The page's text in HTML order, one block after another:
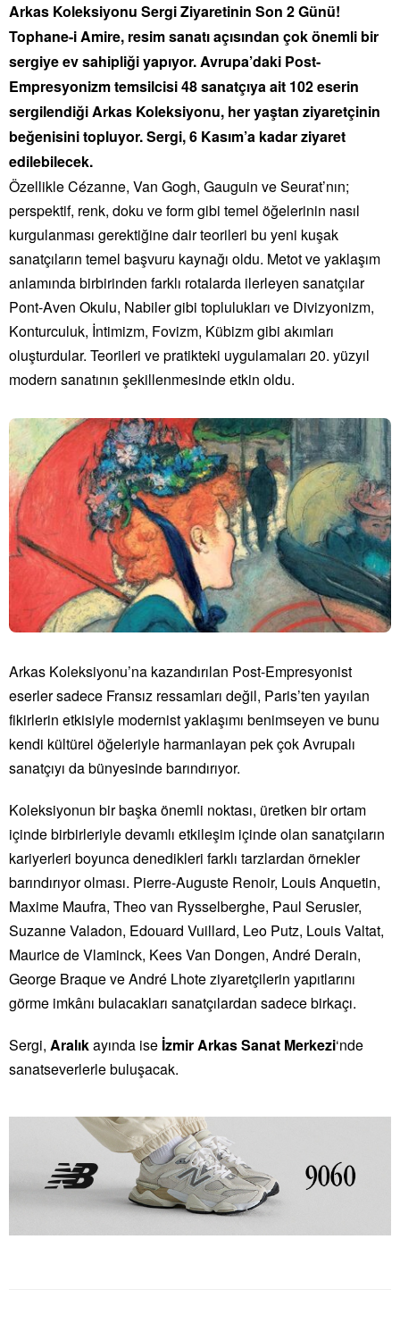
Arkas Koleksiyonu Sergi Ziyaretinin Son 2 Günü!
Tophane-i Amire, resim sanatı açısından çok önemli bir
sergiye ev sahipliği yapıyor. Avrupa’daki Post-
Empresyonizm temsilcisi 48 sanatçıya ait 102 eserin
sergilendiği Arkas Koleksiyonu, her yaştan ziyaretçinin
beğenisini topluyor. Sergi, 6 Kasım’a kadar ziyaret
edilebilecek.
Özellikle Cézanne, Van Gogh, Gauguin ve Seurat’nın;
perspektif, renk, doku ve form gibi temel öğelerinin nasıl
kurgulanması gerektiğine dair teorileri bu yeni kuşak
sanatçıların temel başvuru kaynağı oldu. Metot ve yaklaşım
anlamında birbirinden farklı rotalarda ilerleyen sanatçılar
Pont-Aven Okulu, Nabiler gibi toplulukları ve Divizyonizm,
Konturculuk, İntimizm, Fovizm, Kübizm gibi akımları
oluşturdular. Teorileri ve pratikteki uygulamaları 20. yüzyıl
modern sanatının şekillenmesinde etkin oldu.
Arkas Koleksiyonu’na kazandırılan Post-Empresyonist
eserler sadece Fransız ressamları değil, Paris’ten yayılan
fikirlerin etkisiyle modernist yaklaşımı benimseyen ve bunu
kendi kültürel öğeleriyle harmanlayan pek çok Avrupalı
sanatçıyı da bünyesinde barındırıyor.
Koleksiyonun bir başka önemli noktası, üretken bir ortam
içinde birbirleriyle devamlı etkileşim içinde olan sanatçıların
kariyerleri boyunca denedikleri farklı tarzlardan örnekler
barındırıyor olması. Pierre-Auguste Renoir, Louis Anquetin,
Maxime Maufra, Theo van Rysselberghe, Paul Serusier,
Suzanne Valadon, Edouard Vuillard, Leo Putz, Louis Valtat,
Maurice de Vlaminck, Kees Van Dongen, André Derain,
George Braque ve André Lhote ziyaretçilerin yapıtlarını
görme imkânı bulacakları sanatçılardan sadece birkaçı.
Sergi, Aralıkayında ise İzmir Arkas Sanat Merkezi‘nde
sanatseverlerle buluşacak.